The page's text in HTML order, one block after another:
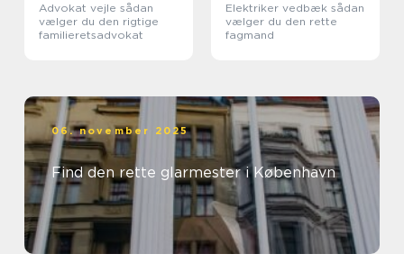
Advokat vejle sådan
vælger du den rigtige
familieretsadvokat
Elektriker vedbæk sådan
vælger du den rette
fagmand
06. november 2025
Find den rette glarmester i København